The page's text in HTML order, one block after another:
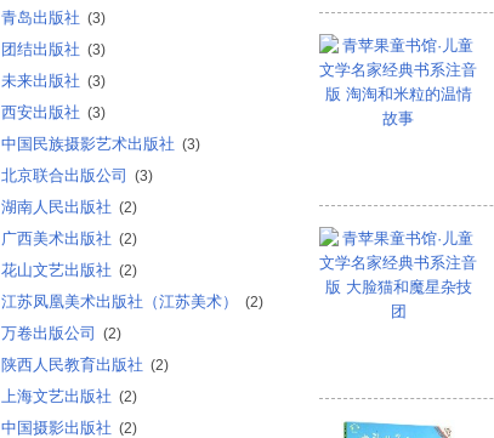
青岛出版社 (3)
团结出版社 (3)
未来出版社 (3)
西安出版社 (3)
中国民族摄影艺术出版社 (3)
北京联合出版公司 (3)
湖南人民出版社 (2)
广西美术出版社 (2)
花山文艺出版社 (2)
江苏凤凰美术出版社（江苏美术） (2)
万卷出版公司 (2)
陕西人民教育出版社 (2)
上海文艺出版社 (2)
中国摄影出版社 (2)